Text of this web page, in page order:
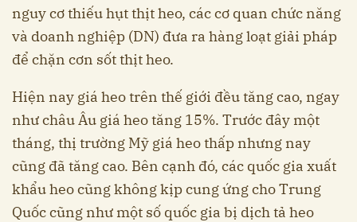
nguy cơ thiếu hụt thịt heo, các cơ quan chức năng
và doanh nghiệp (DN) đưa ra hàng loạt giải pháp
để chặn cơn sốt thịt heo.
Hiện nay giá heo trên thế giới đều tăng cao, ngay
như châu Âu giá heo tăng 15%. Trước đây một
tháng, thị trường Mỹ giá heo thấp nhưng nay
cũng đã tăng cao. Bên cạnh đó, các quốc gia xuất
khẩu heo cũng không kịp cung ứng cho Trung
Quốc cũng như một số quốc gia bị dịch tả heo